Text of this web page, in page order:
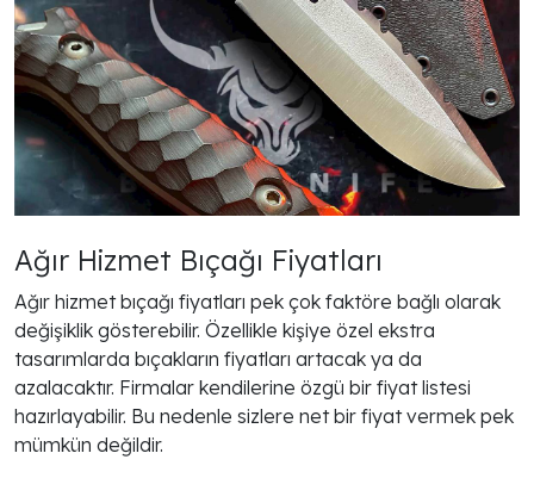
Ağır Hizmet Bıçağı Fiyatları
Ağır hizmet bıçağı fiyatları pek çok faktöre bağlı olarak
değişiklik gösterebilir. Özellikle kişiye özel ekstra
tasarımlarda bıçakların fiyatları artacak ya da
azalacaktır. Firmalar kendilerine özgü bir fiyat listesi
hazırlayabilir. Bu nedenle sizlere net bir fiyat vermek pek
mümkün değildir.